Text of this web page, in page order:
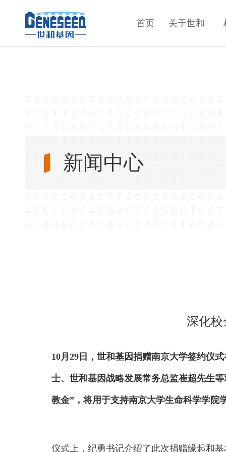
首页 关于世和
新闻中心
深化校
10月29日，世和基因捐赠南京大学签约仪
士、世和基因战略发展常务总监崔超先生
教金”，将用于支持南京大学生命科学学院
仪式上，纪勇书记介绍了此次捐赠缘起和